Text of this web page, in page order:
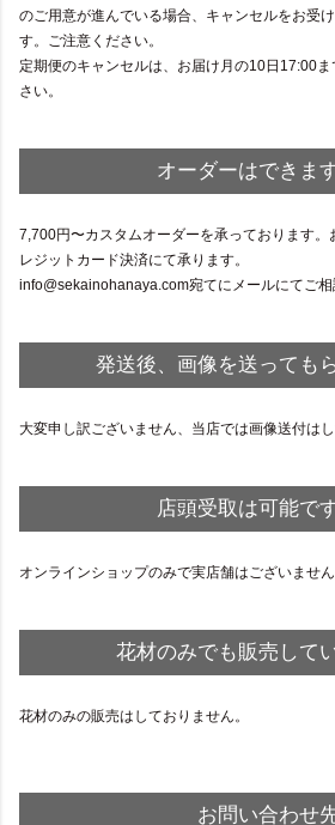
のご用意が進んでいる場合、キャンセルをお受
す。ご注意ください。
定期便のキャンセルは、お届け月の10日17:00
さい。
オーダーはできま
7,700円〜カスタムオーダーを承っております。
レジットカード決済にて承ります。
info@sekainohanaya.com宛てにメールにてご相
発送後、画像を送っても
大変申し訳ございません、当店では画像送付はし
店頭受取は可能で
オンラインショップのみで実店舗はございません
花材のみでも販売して
花材のみの販売はしておりません。
お問い合わせ